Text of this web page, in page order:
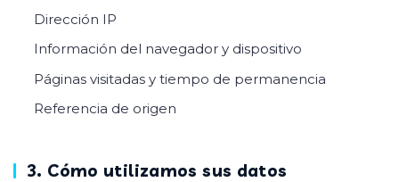
Dirección IP
Información del navegador y dispositivo
Páginas visitadas y tiempo de permanencia
Referencia de origen
3. Cómo utilizamos sus datos